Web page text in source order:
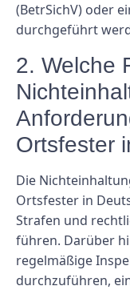
(BetrSichV) oder
durchgeführt
2. Welche
Ortsfester
Die
Ortsfester in
Strafen und
führen. Darüber
regelmäßige
durchzuführen,